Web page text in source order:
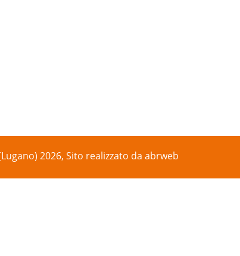
2026, Sito realizzato da abrweb